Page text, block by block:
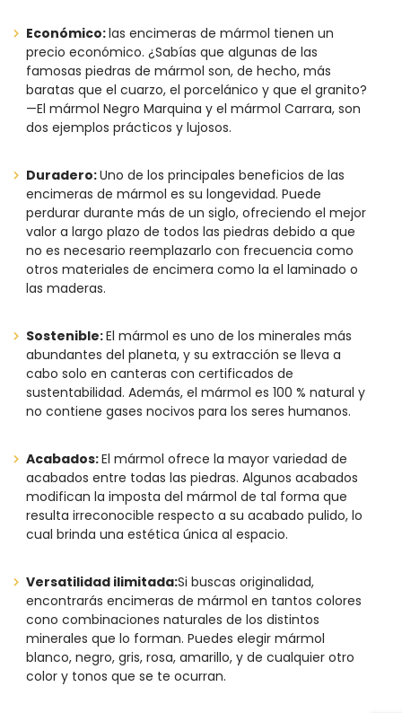
Económico:las encimeras de mármol tienen un
precio económico. ¿Sabías que algunas de las
famosas piedras de mármol son, de hecho, más
baratas que el cuarzo, el porcelánico y que el granito?
—El mármol Negro Marquina y el mármol Carrara, son
dos ejemplos prácticos y lujosos.
Duradero:Uno de los principales beneficios de las
encimeras de mármol es su longevidad. Puede
perdurar durante más de un siglo, ofreciendo el mejor
valor a largo plazo de todos las piedras debido a que
no es necesario reemplazarlo con frecuencia como
otros materiales de encimera como la el laminado o
las maderas.
Sostenible:El mármol es uno de los minerales más
abundantes del planeta, y su extracción se lleva a
cabo solo en canteras con certificados de
sustentabilidad. Además, el mármol es 100 % natural y
no contiene gases nocivos para los seres humanos.
Acabados:El mármol ofrece la mayor variedad de
acabados entre todas las piedras. Algunos acabados
modifican la imposta del mármol de tal forma que
resulta irreconocible respecto a su acabado pulido, lo
cual brinda una estética única al espacio.
Versatilidad ilimitada:Si buscas originalidad,
encontrarás encimeras de mármol en tantos colores
cono combinaciones naturales de los distintos
minerales que lo forman. Puedes elegir mármol
blanco, negro, gris, rosa, amarillo, y de cualquier otro
color y tonos que se te ocurran.